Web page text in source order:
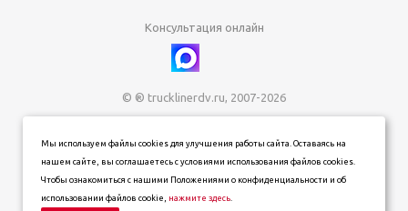
Консультация онлайн
© ® trucklinerdv.ru, 2007-2026
Информация о товарах, ценах и наличии на сайте носит
информационный характер и не является публичной офертой,
ИНН 253612854202
ОГРН 320253600063402
Мы используем файлы cookies для улучшения работы сайта. Оставаясь на
нашем сайте, вы соглашаетесь с условиями использования файлов cookies.
Чтобы ознакомиться с нашими Положениями о конфиденциальности и об
использовании файлов cookie, нажмите здесь.